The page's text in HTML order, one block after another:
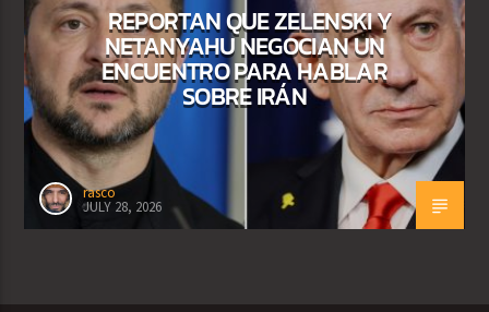
REPORTAN QUE ZELENSKI Y
NETANYAHU NEGOCIAN UN
ENCUENTRO PARA HABLAR
SOBRE IRÁN
rasco
JULY 28, 2026